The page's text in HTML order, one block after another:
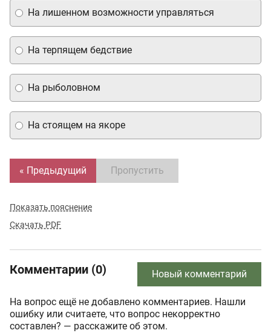
На терпящем бедствие
На стоящем на якоре
На лишенном возможности управляться
На рыболовном
« Предыдущий Пропустить
Показать пояснение
Скачать PDF
Комментарии (0) Новый комментарий
На вопрос ещё не добавлено комментариев. Нашли
ошибку или считаете, что вопрос некорректно
составлен? — расскажите об этом.